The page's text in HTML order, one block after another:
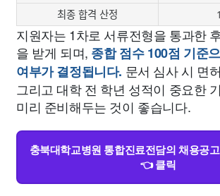
최종 합격 산정
지원자는 1차로 서류전형을 통과한
을 받게 되며, 종합 점수 100점 기준
여부가 결정됩니다. 문서 심사 시 면
그리고 대학 전 학년 성적이 중요한
미리 준비해두는 것이 좋습니다.
충북대학교병원 통합진료전담의 채용공
👈 클릭